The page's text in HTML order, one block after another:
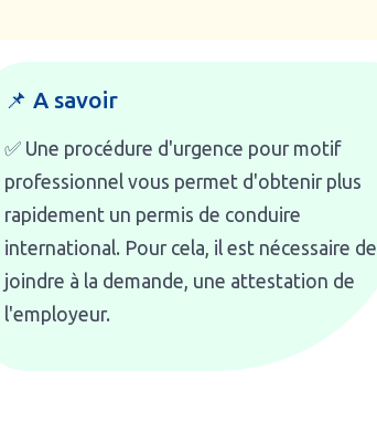
📌 A savoir
✅ Une procédure d'urgence pour motif
professionnel vous permet d'obtenir plus
rapidement un permis de conduire
international. Pour cela, il est nécessaire de
joindre à la demande, une attestation de
l'employeur.